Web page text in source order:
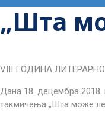
„Шта
VIII ГОДИНА
Дана 18. децембра 2018.
такмичења „Шта може